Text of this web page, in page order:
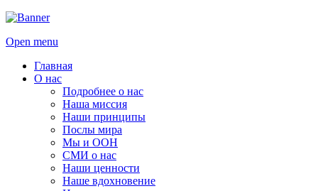
Open menu
Главная
О нас
Подробнее о нас
Наша миссия
Наши принципы
Послы мира
Мы и ООН
СМИ о нас
Наши ценности
Наше вдохновение